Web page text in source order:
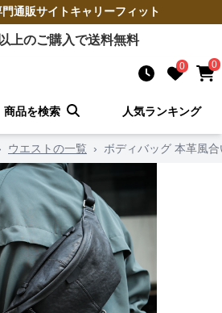
門通販サイトキャリーフィット
上のご購入で送料無料
0 0
商品を検索 人気ランキング
ウエストの一覧 › ボディバッグ 本革風